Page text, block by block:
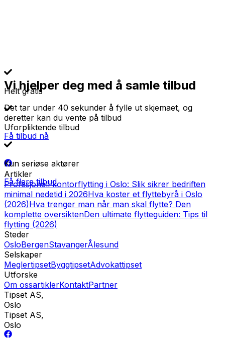
Helt gratis
Uforpliktende tilbud
Kun seriøse aktører
Få flere tilbud
Vi hjelper deg med å samle tilbud
Det tar under 40 sekunder å fylle ut skjemaet, og
deretter kan du vente på tilbud
Få tilbud nå
Artikler
Profesjonell kontorflytting i Oslo: Slik sikrer bedriften
minimal nedetid i 2026Hva koster et flyttebyrå i Oslo
(2026)Hva trenger man når man skal flytte? Den
komplette oversiktenDen ultimate flytteguiden: Tips til
flytting (2026)
Steder
OsloBergenStavangerÅlesund
Selskaper
MeglertipsetByggtipsetAdvokattipset
Utforske
Om ossartiklerKontaktPartner
Tipset AS,
Oslo
Tipset AS,
Oslo